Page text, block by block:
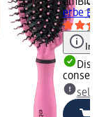
dmBio
erbe